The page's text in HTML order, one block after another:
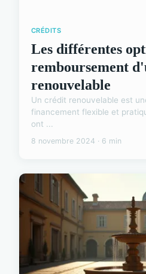
CRÉDITS
Les différentes
remboursement
renouvelable
Un crédit renouvelable est
financement flexible et
ont ...
8 novembre 2024 · 6 min